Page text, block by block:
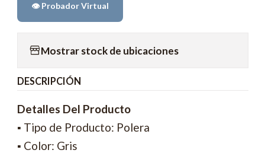
👁️ Probador Virtual
Mostrar stock de ubicaciones
DESCRIPCIÓN
Detalles Del Producto
▪ Tipo de Producto: Polera
▪ Color: Gris